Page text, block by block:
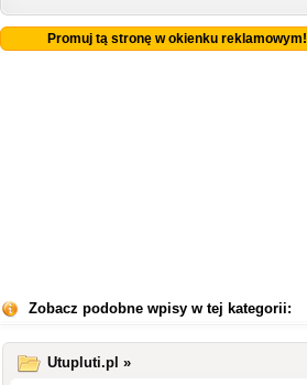
Promuj tą stronę w okienku reklamowym!
Zobacz podobne wpisy w tej kategorii:
Utupluti.pl »